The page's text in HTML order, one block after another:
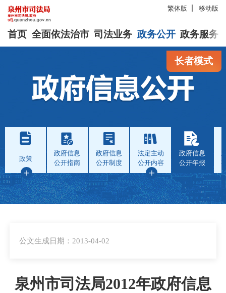
繁体版 移动版
首页 全面依法治市 司法业务 政务公开 政务服务
长者模式
政策
政府信息
公开指南
政府信息
公开制度
法定主动
公开内容
政府信息
公开年报
公文生成日期：2013-04-02
泉州市司法局2012年政府信息